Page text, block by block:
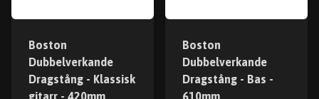
Boston
Dubbelverkande
Dragstång - Klassisk
gitarr - 420mm
Boston
Dubbelverkande
Dragstång - Bas -
610mm